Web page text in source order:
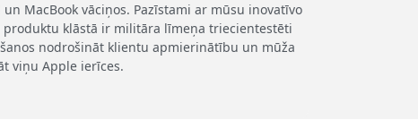
MacBook vāciņos. Pazīstami ar mūsu inovatīvo
klāstā ir militāra līmeņa triecientestēti
nodrošināt klientu apmierinātību un mūža
viņu Apple ierīces.